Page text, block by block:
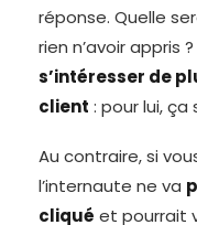
réponse. Quelle
rien n’avoir appris
s’intéresser de
client : pour lui, ça
Au contraire, si
l’internaute ne va
cliqué et pourrait